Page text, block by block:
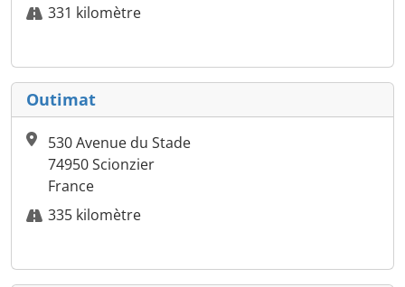
331 kilomètre
Outimat
530 Avenue du Stade
74950 Scionzier
France
335 kilomètre